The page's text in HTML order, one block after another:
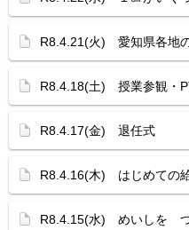
R8.4.21(火) 愛知県各地
R8.4.18(土) 授業参観・
R8.4.17(金) 退任式
R8.4.16(木) はじめての
R8.4.15(水) めいしを